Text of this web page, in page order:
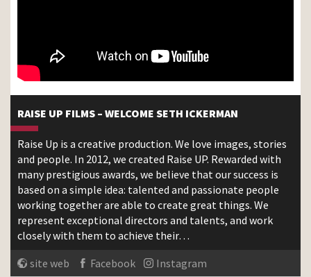
RAISE UP FILMS – WELCOME SETH ICKERMAN
Raise Up is a creative production. We love images, stories
and people. In 2012, we created Raise UP. Rewarded with
many prestigious awards, we believe that our success is
based on a simple idea: talented and passionate people
working together are able to create great things. We
represent exceptional directors and talents, and work
closely with them to achieve their…
site web
Facebook Instagram